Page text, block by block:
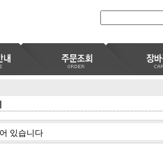
있습니다